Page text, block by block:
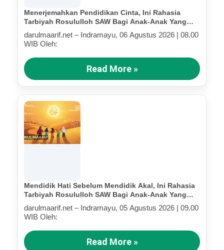
Menerjemahkan Pendidikan Cinta, Ini Rahasia
Tarbiyah Rosululloh SAW Bagi Anak-Anak Yang
Terluka (Bagian IV)
darulmaarif.net – Indramayu, 06 Agustus 2026 | 08.00
WIB Oleh:
Read More »
Mendidik Hati Sebelum Mendidik Akal, Ini Rahasia
Tarbiyah Rosululloh SAW Bagi Anak-Anak Yang
Terluka (Bagian III)
darulmaarif.net – Indramayu, 05 Agustus 2026 | 09.00
WIB Oleh:
Read More »